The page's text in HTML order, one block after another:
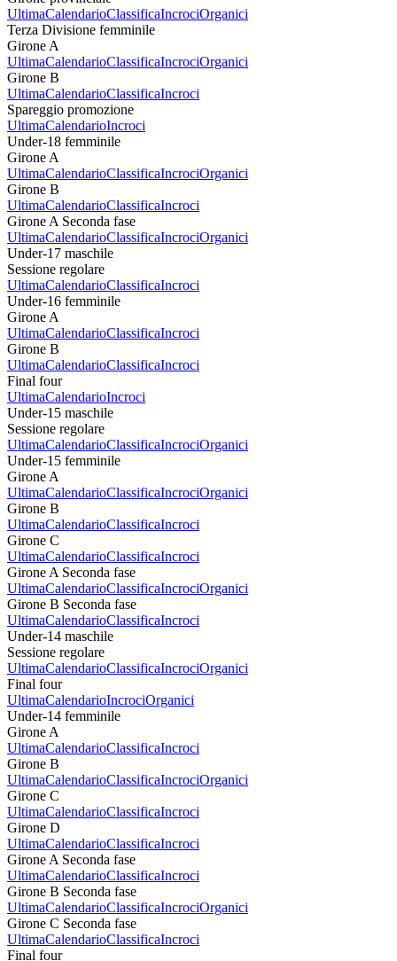
UltimaCalendarioClassificaIncrociOrganici
Terza Divisione femminile
Girone A
UltimaCalendarioClassificaIncrociOrganici
Girone B
UltimaCalendarioClassificaIncroci
Spareggio promozione
UltimaCalendarioIncroci
Under-18 femminile
Girone A
UltimaCalendarioClassificaIncrociOrganici
Girone B
UltimaCalendarioClassificaIncroci
Girone A Seconda fase
UltimaCalendarioClassificaIncrociOrganici
Under-17 maschile
Sessione regolare
UltimaCalendarioClassificaIncroci
Under-16 femminile
Girone A
UltimaCalendarioClassificaIncroci
Girone B
UltimaCalendarioClassificaIncroci
Final four
UltimaCalendarioIncroci
Under-15 maschile
Sessione regolare
UltimaCalendarioClassificaIncrociOrganici
Under-15 femminile
Girone A
UltimaCalendarioClassificaIncrociOrganici
Girone B
UltimaCalendarioClassificaIncroci
Girone C
UltimaCalendarioClassificaIncroci
Girone A Seconda fase
UltimaCalendarioClassificaIncrociOrganici
Girone B Seconda fase
UltimaCalendarioClassificaIncroci
Under-14 maschile
Sessione regolare
UltimaCalendarioClassificaIncrociOrganici
Final four
UltimaCalendarioIncrociOrganici
Under-14 femminile
Girone A
UltimaCalendarioClassificaIncroci
Girone B
UltimaCalendarioClassificaIncrociOrganici
Girone C
UltimaCalendarioClassificaIncroci
Girone D
UltimaCalendarioClassificaIncroci
Girone A Seconda fase
UltimaCalendarioClassificaIncroci
Girone B Seconda fase
UltimaCalendarioClassificaIncrociOrganici
Girone C Seconda fase
UltimaCalendarioClassificaIncroci
Final four